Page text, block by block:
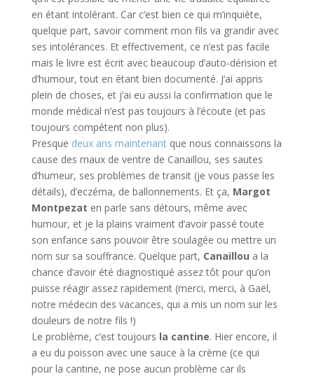
en étant intolérant. Car c’est bien ce qui m’inquiète,
quelque part, savoir comment mon fils va grandir avec
ses intolérances. Et effectivement, ce n’est pas facile
mais le livre est écrit avec beaucoup d’auto-dérision et
d’humour, tout en étant bien documenté. J’ai appris
plein de choses, et j’ai eu aussi la confirmation que le
monde médical n’est pas toujours à l’écoute (et pas
toujours compétent non plus).
Presque deux ans maintenant que nous connaissons la
cause des maux de ventre de Canaillou, ses sautes
d’humeur, ses problèmes de transit (je vous passe les
détails), d’eczéma, de ballonnements. Et ça, Margot
Montpezat en parle sans détours, même avec
humour, et je la plains vraiment d’avoir passé toute
son enfance sans pouvoir être soulagée ou mettre un
nom sur sa souffrance. Quelque part, Canaillou a la
chance d’avoir été diagnostiqué assez tôt pour qu’on
puisse réagir assez rapidement (merci, merci, à Gaël,
notre médecin des vacances, qui a mis un nom sur les
douleurs de notre fils !)
Le problème, c’est toujours la cantine. Hier encore, il
a eu du poisson avec une sauce à la crème (ce qui
pour la cantine, ne pose aucun problème car ils